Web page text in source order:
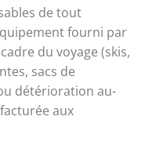
de tout
fourni par
du voyage (skis,
sacs de
détérioration au-
aux